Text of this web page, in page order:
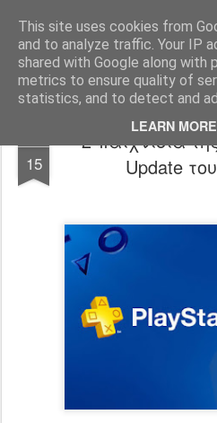
This site uses cookies from
and to analyze traffic. Your IP
shared with Google along with
metrics to ensure quality of
statistics, and to detect and
LEARN MORE
www.psjailbreak.gr Καλωσήρθατε
Pages
15
2 παιχνιδια
Update